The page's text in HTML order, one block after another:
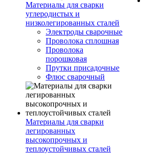
Материалы для сварки
углеродистых и
низколегированных сталей
Электроды сварочные
Проволока сплошная
Проволока
порошковая
Прутки присадочные
Флюс сварочный
Материалы для сварки
легированных
высокопрочных и
теплоустойчивых сталей